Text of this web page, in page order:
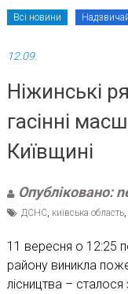
Всі новини
12.09.
Ніжинські
гасінні
Київщині
Опубліковано:
ДСНС, київська область,
11 вересня о 12:25
району виникла
лісництва – сталося